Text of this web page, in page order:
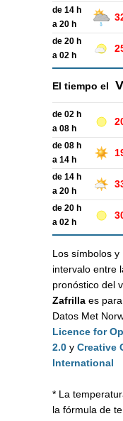
de 14 h
a 20 h
de 20 h
a 02 h
El tiempo el
de 02 h
a 08 h
de 08 h
a 14 h
de 14 h
a 20 h
de 20 h
a 02 h
Los símbolos y
intervalo entre
pronóstico del
Zafrilla es
Datos Met
Licence for
2.0 y Creative
International
* La
la fórmula de